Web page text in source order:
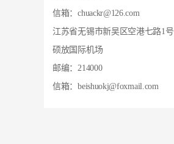
信箱：chuackr@126.com
江苏省无锡市新吴区空港七路1号
硕放国际机场
邮编：214000
信箱：beishuokj@foxmail.com